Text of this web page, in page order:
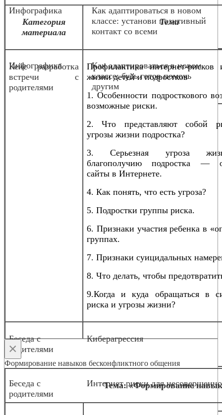
Инфографика
Как адаптироваться в новом
классе: установи позитивный
контакт со всеми
Инфографика
Как адаптироваться в новом
классе: будь готов помочь
другим
Категория
материала
Тема
Кейс разработка
встречи с
родителями
Профилактика интернет-рисков
жизни детей и подростков
1. Особенности подросткового
возможные риски.
2. Что представляют собой
угрозы жизни подростка?
3. Серьезная угроза
благополучию подростка —
сайты в Интернете.
4. Как понять, что есть угроза?
5. Подростки группы риска.
6. Признаки участия ребенка в
группах.
7. Признаки суицидальных
8. Что делать, чтобы
9.Когда и куда обращаться в
риска и угрозы жизни?
Беседа с
родителями
Киберагрессия
Беседа с
родителями
Интернет риски для
×
Формирование навыков бесконфликтного общения
Тема: «Формирование